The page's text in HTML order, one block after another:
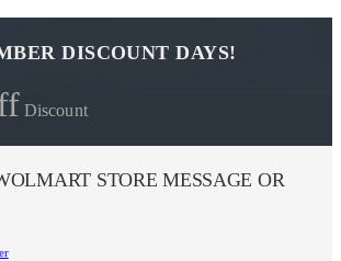
DISCOUNT DAYS!
Discount
STORE MESSAGE OR